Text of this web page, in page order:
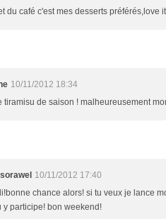
du café c'est mes desserts préférés,love
10/11/2012 18:34
tiramisu de saison ! malheureusement
10/11/2012 17:40
chance alors! si tu veux je lance
y participe! bon weekend!